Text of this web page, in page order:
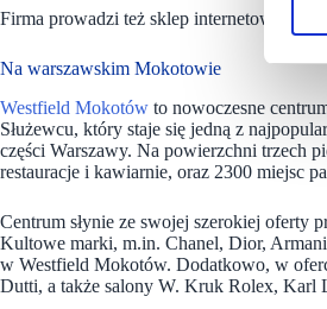
Firma prowadzi też sklep internetowy.
Na warszawskim Mokotowie
Westfield Mokotów to nowoczesne
Służewcu, który staje się jedną z
części Warszawy. Na powierzchni trzech
restauracje i kawiarnie, oraz 2300 miejsc
Centrum słynie ze swojej szerokiej oferty
Kultowe marki, m.in. Chanel, Dior,
w Westfield Mokotów. Dodatkowo, w
Dutti, a także salony W. Kruk Rolex, Karl